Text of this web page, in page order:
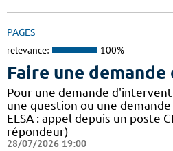
PAGES
relevance: 100%
Faire une
Pour une demande
une question ou une
ELSA : appel depuis un poste
répondeur)
28/07/2026 19:00